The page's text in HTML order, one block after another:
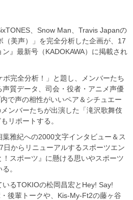
、Snow Man、Travis Japanの
（美声）」を完全分析した企画が、17
』最新号（KADOKAWA）に掲載され
完全分析！」と題し、メンバーたち
質データ、司会・役者・アニメ声優
で声の相性がいいペア＆シチュエー
ンバーたちが出演した「滝沢歌舞伎
リポートする。
雅紀への2000文字インタビュー＆ス
からリニューアルするスポーツエン
スポーツ』に懸ける思いやスポーツ
。
るTOKIOの松岡昌宏とHey! Say!
後輩トークや、Kis-My-Ft2の藤ヶ谷